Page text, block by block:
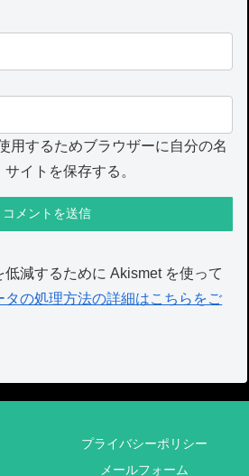
用するためブラウザーに自分の名
イトを保存する。
減するために Akismet を使って
タの処理方法の詳細はこちらをご
プライバシーポリシー
メールフォーム